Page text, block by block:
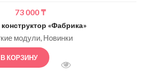
73 000₸
«Фабрика»
модули Новинки
В КОРЗИНУ